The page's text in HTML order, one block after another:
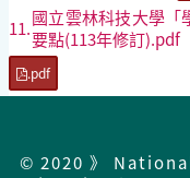
11.國立雲林科技大學「
要點(113年修訂).pdf
.pdf
© 2020 》